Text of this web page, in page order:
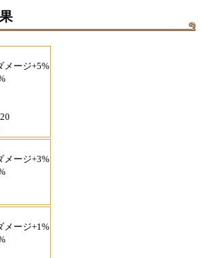
メージ+5%
メージ+3%
メージ+1%